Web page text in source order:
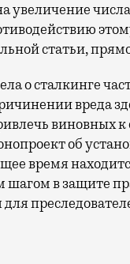
увеличение
статьи,
о сталкинге
вреда
виновных
об
время
в защите